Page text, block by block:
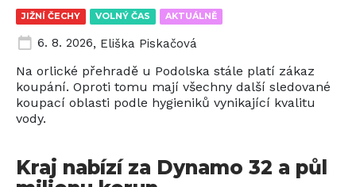
JIŽNÍ ČECHY VOLNÝ ČAS AKTUÁLNĚ
6. 8. 2026, Eliška Piskačová
Na orlické přehradě u Podolska stále platí zákaz
koupání. Oproti tomu mají všechny další sledované
koupací oblasti podle hygieniků vynikající kvalitu
vody.
Kraj nabízí za Dynamo 32 a půl